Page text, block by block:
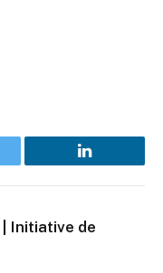
LinkedIn
Initiative de